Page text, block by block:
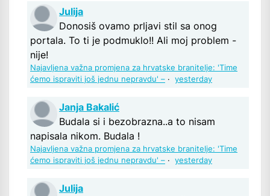
Julija
Donosiš ovamo prljavi stil sa onog
portala. To ti je podmuklo!! Ali moj problem -
nije!
Najavljena važna promjena za hrvatske branitelje: 'Time
ćemo ispraviti još jednu nepravdu' – · yesterday
Janja Bakalić
Budala si i bezobrazna..a to nisam
napisala nikom. Budala !
Najavljena važna promjena za hrvatske branitelje: 'Time
ćemo ispraviti još jednu nepravdu' – · yesterday
Julija